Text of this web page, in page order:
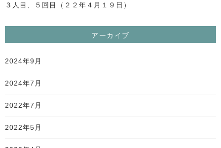
３人目、５回目（２２年４月１９日）
アーカイブ
2024年9月
2024年7月
2022年7月
2022年5月